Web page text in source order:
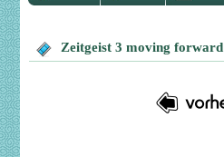
Zeitgeist 3 moving forward